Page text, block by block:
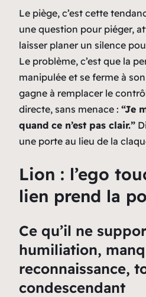
Le piège, c’est cette
une question pour piéger,
laisser planer un silence
Le problème, c’est que la
manipulée et se ferme à
gagne à remplacer le
directe, sans menace : “Je
quand ce n’est pas clair.”
une porte au lieu de la
Lion : l’ego
lien prend la
Ce qu’il ne
humiliation,
reconnaissance,
condescendant